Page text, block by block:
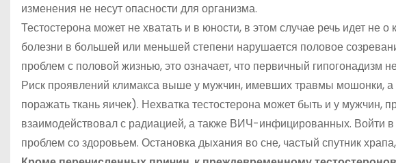
изменения не несут опасности для организма.
Тестостерона может не хватать и в юности, в этом случае речь идет не
болезни в большей или меньшей степени нарушается половое
проблем с половой жизнью, это означает, что первичный гипогонадизм
Риск проявлений климакса выше у мужчин, имевших травмы мошонки,
поражать ткань яичек). Нехватка тестостерона может быть и у
взаимодействовал с радиацией, а также ВИЧ-инфицированных. Войти в
проблем со здоровьем. Остановка дыхания во сне, частый спутник